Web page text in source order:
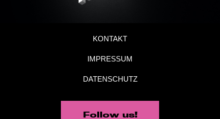
KONTAKT
IMPRESSUM
DATENSCHUTZ
Follow us!